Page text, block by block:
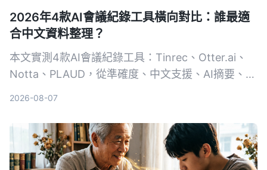
2026年4款AI會議紀錄工具橫向對比：誰最適
合中文資料整理？
本文實測4款AI會議紀錄工具：Tinrec、Otter.ai、
Notta、PLAUD，從準確度、中文支援、AI摘要、多
2026-08-07